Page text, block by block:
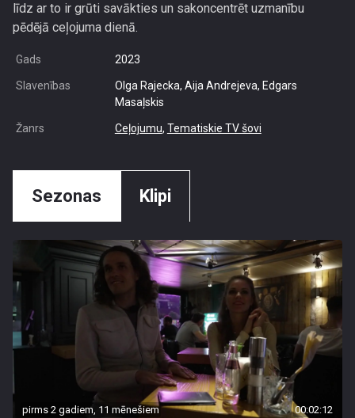
līdz ar to ir grūti savākties un sakoncentrēt uzmanību
pēdējā ceļojuma dienā.
Gads 2023
Slavenības
Olga Rajecka, Aija Andrejeva, Edgars
Masaļskis
Žanrs Ceļojumu, Tematiskie TV šovi
Sezonas Klipi
pirms 2 gadiem, 11 mēnešiem 00:02:12